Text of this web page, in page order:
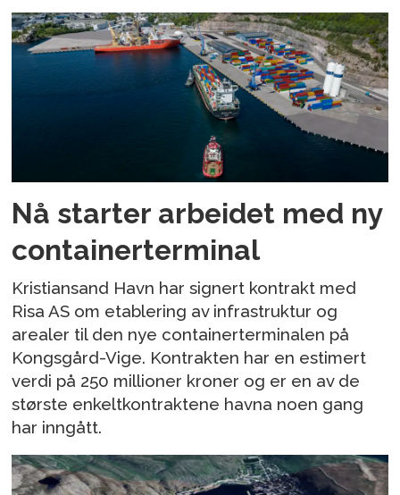
Nå starter arbeidet med ny
containerterminal
Kristiansand Havn har signert kontrakt med
Risa AS om etablering av infrastruktur og
arealer til den nye containerterminalen på
Kongsgård-Vige. Kontrakten har en estimert
verdi på 250 millioner kroner og er en av de
største enkeltkontraktene havna noen gang
har inngått.